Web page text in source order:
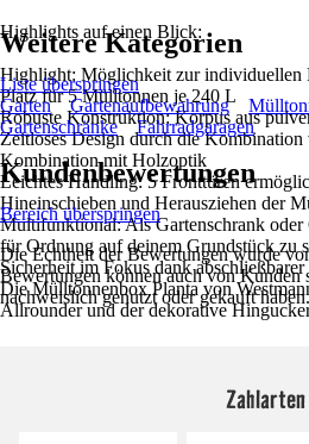
Highlights auf einen Blick:
Highlight: Möglichkeit zur individuellen
Platz für 5 Mülltonnen je 240 L
Robuste Konstruktion: Korpus aus
Zeitloses Design durch die
Kombination mit Holzoptik
Leichtes Handling: 5 Fronttüren
Hineinschieben und Herausziehen der
Multifunktional: Als Gartenschrank oder
für Ordnung auf deinem Grundstück zu
Sicherheit im Fokus dank
Die Mülltonnenbox Planta von
Allrounder und der dekorative
Weitere Kategorien
Liste überspringen
Garten
Gartenaufbewahrung
Gartenschränke
Fahrradgaragen
Kundenbewertungen
Bereich überspringen
Die Echtheit der Bewertungen wurde
Bewertungen können auch von Kunden
nachweislich genutzt oder gekauft haben.
Zahlarten